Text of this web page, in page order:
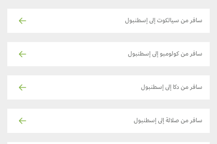
سافر من سيالكوت إلى إسطنبول
سافر من كولومبو إلى إسطنبول
سافر من دكا إلى إسطنبول
سافر من صلالة إلى إسطنبول